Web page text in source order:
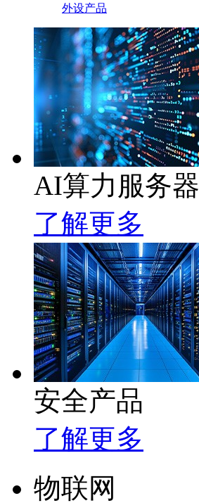
外设产品
AI算力服务器
了解更多
安全产品
了解更多
物联网